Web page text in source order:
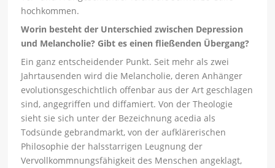
hochkommen.
Worin besteht der Unterschied zwischen Depression
und Melancholie? Gibt es einen fließenden Übergang?
Ein ganz entscheidender Punkt. Seit mehr als zwei
Jahrtausenden wird die Melancholie, deren Anhänger
evolutionsgeschichtlich offenbar aus der Art geschlagen
sind, angegriffen und diffamiert. Von der Theologie
sieht sie sich unter der Bezeichnung acedia als
Todsünde gebrandmarkt, von der aufklärerischen
Philosophie der halsstarrigen Leugnung der
Vervollkommnungsfähigkeit des Menschen angeklagt,